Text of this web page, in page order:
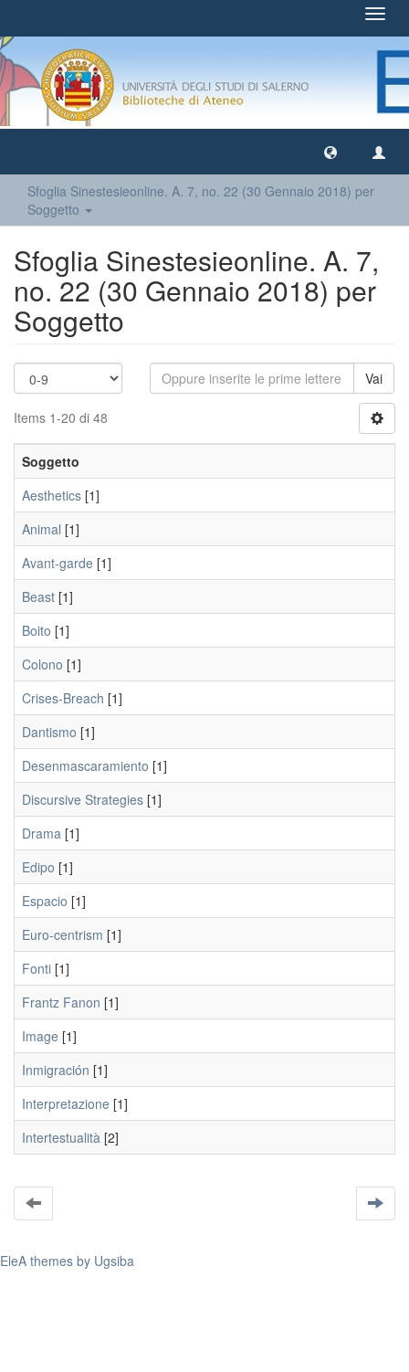
Sfoglia Sinestesieonline. A. 7, no. 22 (30 Gennaio 2018) per
Soggetto
Sfoglia Sinestesieonline. A. 7,
no. 22 (30 Gennaio 2018) per
Soggetto
Vai
Items 1-20 di 48
Soggetto
Aesthetics [1]
Animal [1]
Avant-garde [1]
Beast [1]
Boito [1]
Colono [1]
Crises-Breach [1]
Dantismo [1]
Desenmascaramiento [1]
Discursive Strategies [1]
Drama [1]
Edipo [1]
Espacio [1]
Euro-centrism [1]
Fonti [1]
Frantz Fanon [1]
Image [1]
Inmigración [1]
Interpretazione [1]
Intertestualità [2]
EleA themes by Ugsiba